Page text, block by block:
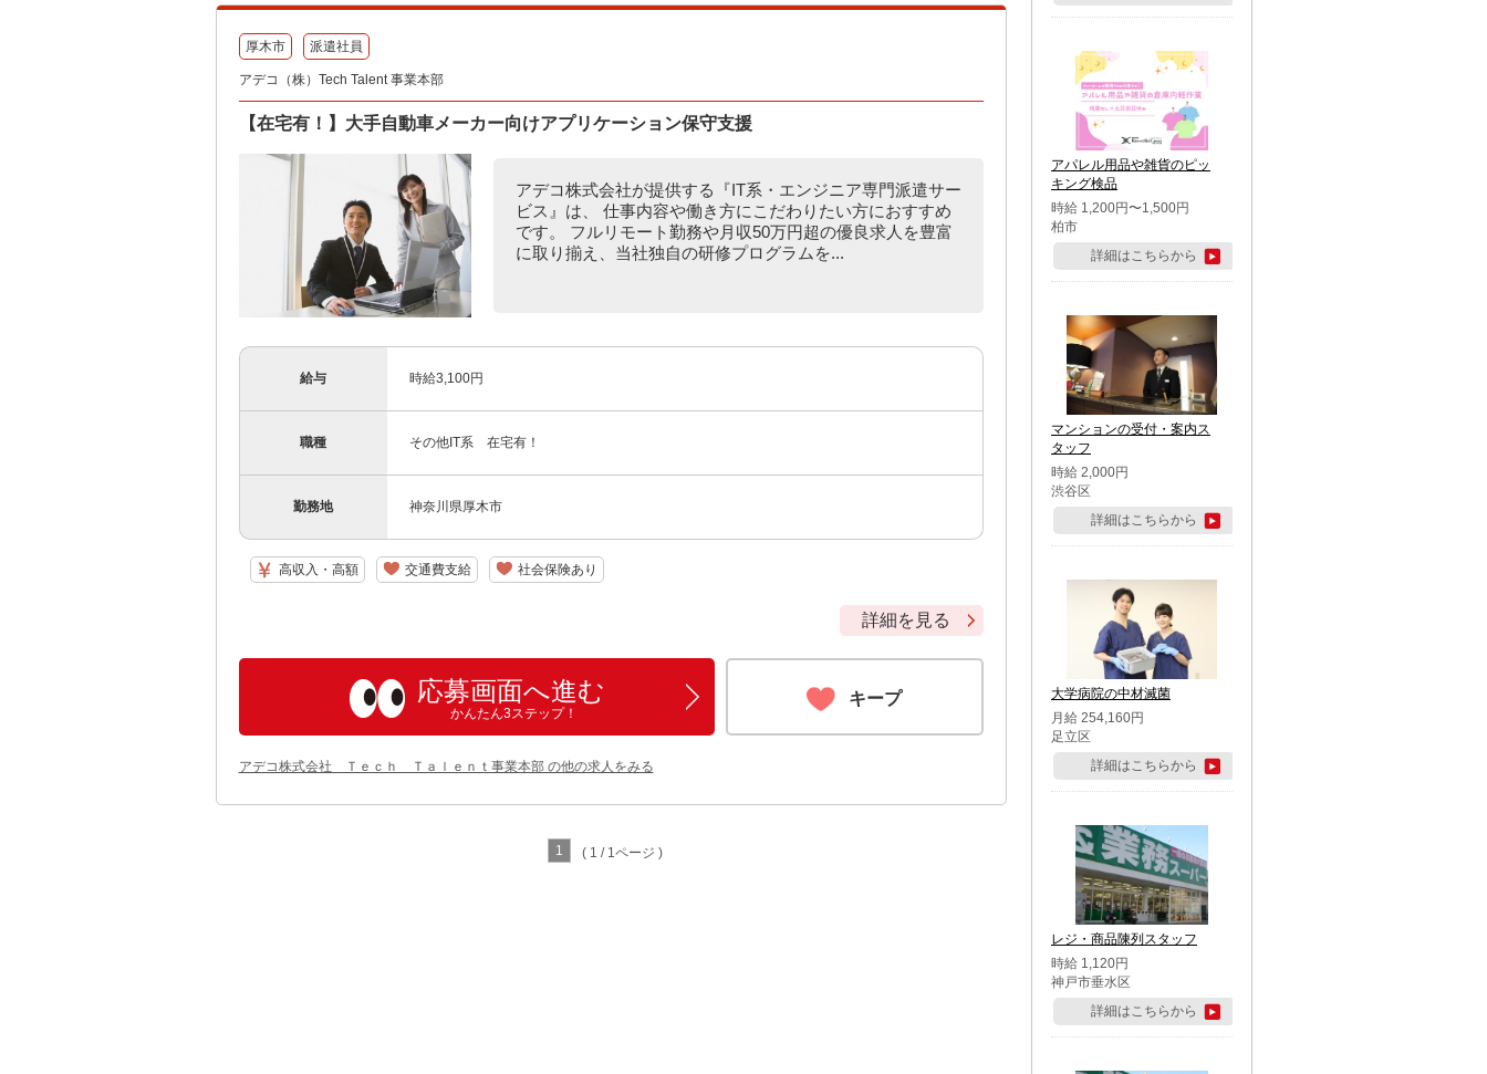
厚木市 派遣社員
アデコ（株）Tech Talent 事業本部
【在宅有！】大手自動車メーカー向けアプリケーション保守支援
アデコ株式会社が提供する『IT系・エンジニア専門派遣サー
ビス』は、 仕事内容や働き方にこだわりたい方におすすめ
です。 フルリモート勤務や月収50万円超の優良求人を豊富
に取り揃え、当社独自の研修プログラムを...
給与 時給3,100円
職種 その他IT系 在宅有！
勤務地 神奈川県厚木市
高収入・高額 交通費支給 社会保険あり
詳細を見る
応募画面へ進む
かんたん3ステップ！
キープ
アデコ株式会社 Ｔｅｃｈ Ｔａｌｅｎｔ事業本部 の他の求人をみる
1 ( 1 / 1ページ )
アパレル用品や雑貨のピッ
キング検品
時給 1,200円〜1,500円
柏市
詳細はこちらから
マンションの受付・案内ス
タッフ
時給 2,000円
渋谷区
詳細はこちらから
大学病院の中材滅菌
月給 254,160円
足立区
詳細はこちらから
レジ・商品陳列スタッフ
時給 1,120円
神戸市垂水区
詳細はこちらから